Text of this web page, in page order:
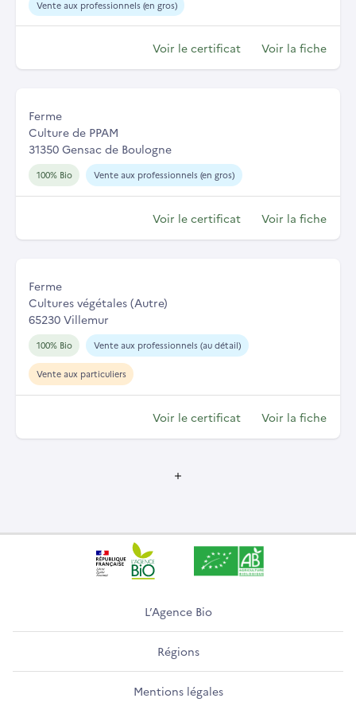
Vente aux professionnels (en gros)
Voir le certificat Voir la fiche
Ferme
Culture de PPAM
31350 Gensac de Boulogne
100% Bio Vente aux professionnels (en gros)
Voir le certificat Voir la fiche
Ferme
Cultures végétales (Autre)
65230 Villemur
100% Bio Vente aux professionnels (au détail)
Vente aux particuliers
Voir le certificat Voir la fiche
L’Agence Bio
Régions
Mentions légales